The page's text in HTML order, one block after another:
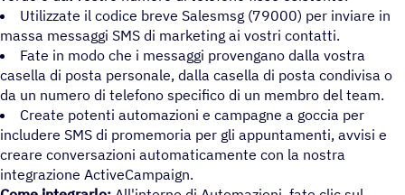
Utilizzate il codice breve Salesmsg (79000) per inviare in
massa messaggi SMS di marketing ai vostri contatti.
Fate in modo che i messaggi provengano dalla vostra
casella di posta personale, dalla casella di posta condivisa o
da un numero di telefono specifico di un membro del team.
Create potenti automazioni e campagne a goccia per
includere SMS di promemoria per gli appuntamenti, avvisi e
creare conversazioni automaticamente con la nostra
integrazione ActiveCampaign.